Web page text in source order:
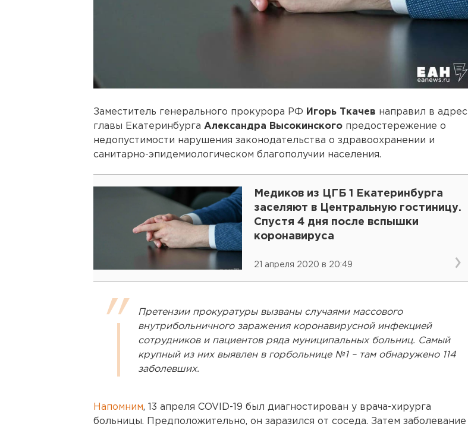
Заместитель генерального прокурора РФ Игорь Ткачев направил в адрес
главы Екатеринбурга Александра Высокинского предостережение о
недопустимости нарушения законодательства о здравоохранении и
санитарно-эпидемиологическом благополучии населения.
Медиков из ЦГБ 1 Екатеринбурга
заселяют в Центральную гостиницу.
Спустя 4 дня после вспышки
коронавируса
21 апреля 2020 в 20:49
Претензии прокуратуры вызваны случаями массового
внутрибольничного заражения коронавирусной инфекцией
сотрудников и пациентов ряда муниципальных больниц. Самый
крупный из них выявлен в горбольнице №1 – там обнаружено 114
заболевших.
Напомним, 13 апреля COVID-19 был диагностирован у врача-хирурга
больницы. Предположительно, он заразился от соседа. Затем заболевание